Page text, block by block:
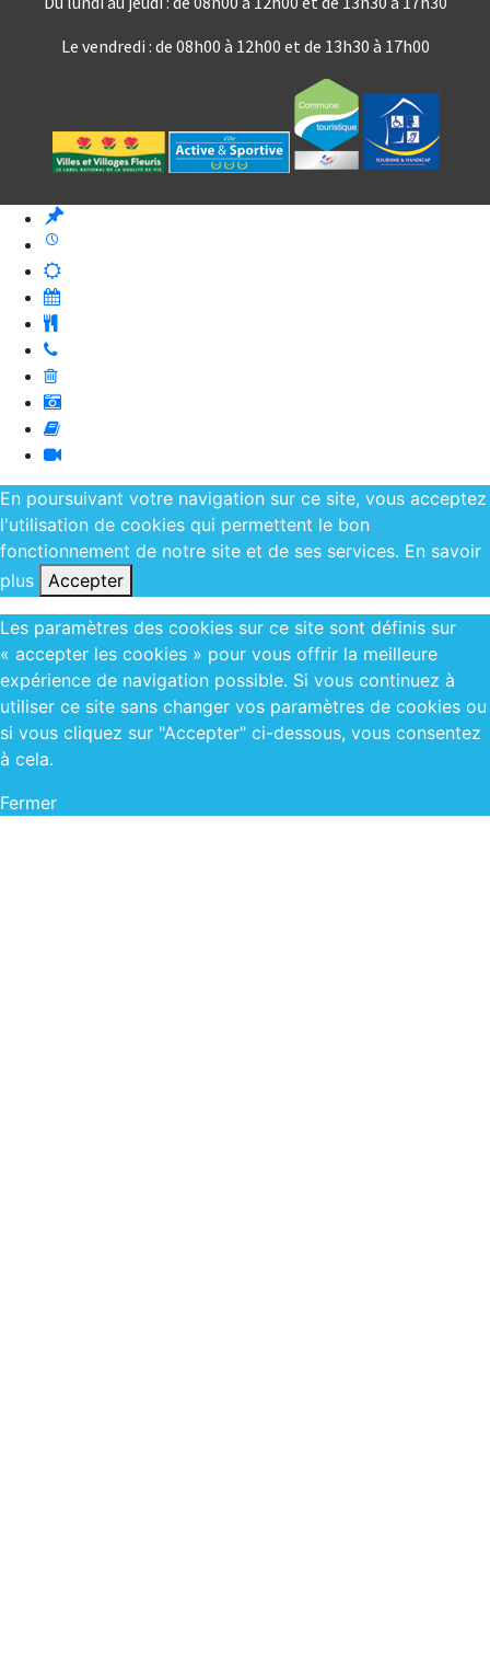
Le vendredi : de 08h00 à 12h00 et de 13h30 à 17h00
En poursuivant votre navigation sur ce site, vous acceptez
l'utilisation de cookies qui permettent le bon
fonctionnement de notre site et de ses services. En savoir
plus
Accepter
Les paramètres des cookies sur ce site sont définis sur
« accepter les cookies » pour vous offrir la meilleure
expérience de navigation possible. Si vous continuez à
utiliser ce site sans changer vos paramètres de cookies ou
si vous cliquez sur "Accepter" ci-dessous, vous consentez
à cela.
Fermer